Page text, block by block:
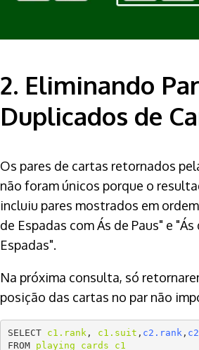
2. Eliminando
Duplicados de
Os pares de cartas retornados
não foram únicos porque o
incluiu pares mostrados em
de Espadas com Ás de Paus" e "Ás
Espadas".
Na próxima consulta, só
posição das cartas no par não
SELECT c1.rank, c1.suit , c2.rank,
FROM playing_cards c1